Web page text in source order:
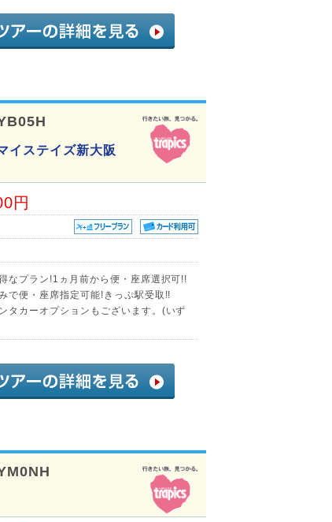
イステイズ新大阪
円
なプラン!1ヵ月前から便・座席選択可!!
で便・座席指定可能!きっぷ駅受取!!
タカーオプションもございます。(いず